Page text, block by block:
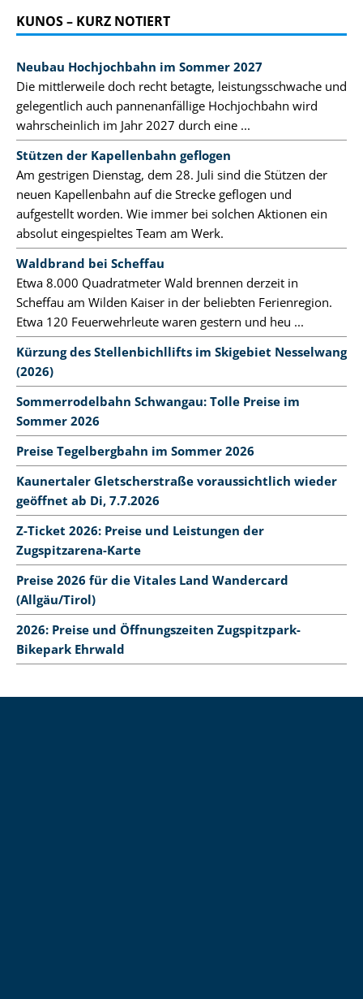
KUNOS – KURZ NOTIERT
Neubau Hochjochbahn im Sommer 2027
Die mittlerweile doch recht betagte, leistungsschwache und
gelegentlich auch pannenanfällige Hochjochbahn wird
wahrscheinlich im Jahr 2027 durch eine ...
Stützen der Kapellenbahn geflogen
Am gestrigen Dienstag, dem 28. Juli sind die Stützen der
neuen Kapellenbahn auf die Strecke geflogen und
aufgestellt worden. Wie immer bei solchen Aktionen ein
absolut eingespieltes Team am Werk.
Waldbrand bei Scheffau
Etwa 8.000 Quadratmeter Wald brennen derzeit in
Scheffau am Wilden Kaiser in der beliebten Ferienregion.
Etwa 120 Feuerwehrleute waren gestern und heu ...
Kürzung des Stellenbichllifts im Skigebiet Nesselwang
(2026)
Sommerrodelbahn Schwangau: Tolle Preise im
Sommer 2026
Preise Tegelbergbahn im Sommer 2026
Kaunertaler Gletscherstraße voraussichtlich wieder
geöffnet ab Di, 7.7.2026
Z-Ticket 2026: Preise und Leistungen der
Zugspitzarena-Karte
Preise 2026 für die Vitales Land Wandercard
(Allgäu/Tirol)
2026: Preise und Öffnungszeiten Zugspitzpark-
Bikepark Ehrwald